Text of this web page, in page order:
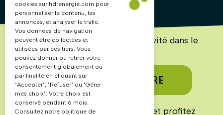
Lancez ou accélérez votre activité dans le
DEVENIR PARTENAIRE
Rejoignez un réseau structuré et profitez
cookies sur hdrenergie.com pour
personnaliser le contenu, les
annonces, et analyser le trafic.
Vos données de navigation
peuvent être collectées et
utilisées par ces tiers. Vous
pouvez donner ou retirer votre
consentement globalement ou
par finalité en cliquant sur
"Accepter", "Refuser" ou "Gérer
mes choix". Votre choix est
conservé pendant 6 mois.
Consultez notre politique de